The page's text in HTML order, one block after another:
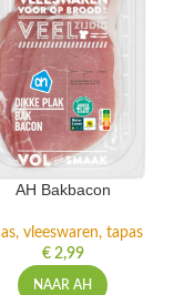
AH Bakbacon
vleeswaren, tapas
€2,99
NAAR AH